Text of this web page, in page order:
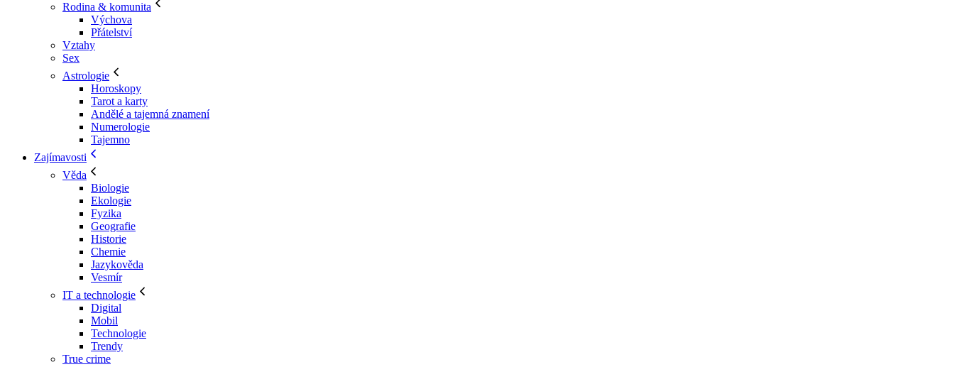
Rodina & komunita
Výchova
Přátelství
Vztahy
Sex
Astrologie
Horoskopy
Tarot a karty
Andělé a tajemná znamení
Numerologie
Tajemno
Zajímavosti
Věda
Biologie
Ekologie
Fyzika
Geografie
Historie
Chemie
Jazykověda
Vesmír
IT a technologie
Digital
Mobil
Technologie
Trendy
True crime